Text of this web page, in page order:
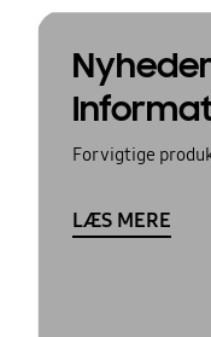
For vigtige
LÆS MERE